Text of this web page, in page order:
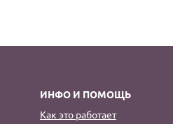
ИНФО И ПОМОЩЬ
Как это работает